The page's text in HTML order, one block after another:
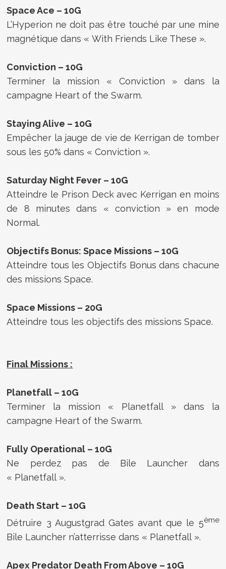
Space Ace – 10G
L’Hyperion ne doit pas être touché par une mine
magnétique dans « With Friends Like These ».
Conviction – 10G
Terminer la mission « Conviction » dans la
campagne Heart of the Swarm.
Staying Alive – 10G
Empêcher la jauge de vie de Kerrigan de tomber
sous les 50% dans « Conviction ».
Saturday Night Fever – 10G
Atteindre le Prison Deck avec Kerrigan en moins
de 8 minutes dans « conviction » en mode
Normal.
Objectifs Bonus: Space Missions – 10G
Atteindre tous les Objectifs Bonus dans chacune
des missions Space.
Space Missions – 20G
Atteindre tous les objectifs des missions Space.
Final Missions :
Planetfall – 10G
Terminer la mission « Planetfall » dans la
campagne Heart of the Swarm.
Fully Operational – 10G
Ne perdez pas de Bile Launcher dans
« Planetfall ».
Death Start – 10G
Détruire 3 Augustgrad Gates avant que le 5ème
Bile Launcher n’atterrisse dans « Planetfall ».
Apex Predator Death From Above – 10G